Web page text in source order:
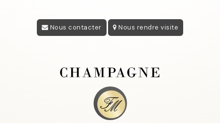
Nous contacter Nous rendre visite